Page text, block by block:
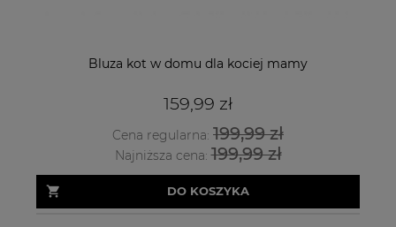
Bluza kot w domu dla kociej mamy
159,99 zł
Cena regularna: 199,99 zł
Najniższa cena:199,99 zł
DO KOSZYKA